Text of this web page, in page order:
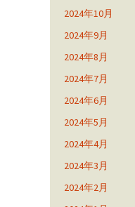
2024年10月
2024年9月
2024年8月
2024年7月
2024年6月
2024年5月
2024年4月
2024年3月
2024年2月